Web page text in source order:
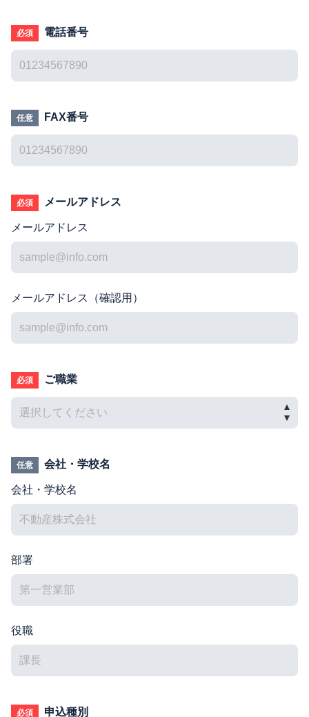
必須 電話番号
任意 FAX番号
必須 メールアドレス
メールアドレス
メールアドレス（確認用）
必須 ご職業
任意 会社・学校名
会社・学校名
部署
役職
必須 申込種別